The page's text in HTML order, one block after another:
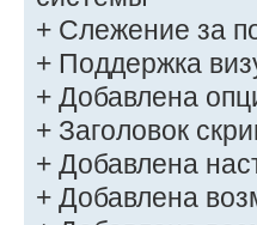
+ Слежение за
+ Поддержка
+ Добавлена
+ Заголовок
+ Добавлена
+ Добавлена